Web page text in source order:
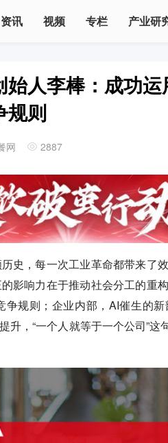
资讯 视频 专栏 产业研
人李棒：成功
规则
网 2887
史，每一次工业革命都带来了
影响力在于推动社会分工的重
规则；企业内部，AI催生的
升，“一个人就等于一个公司”